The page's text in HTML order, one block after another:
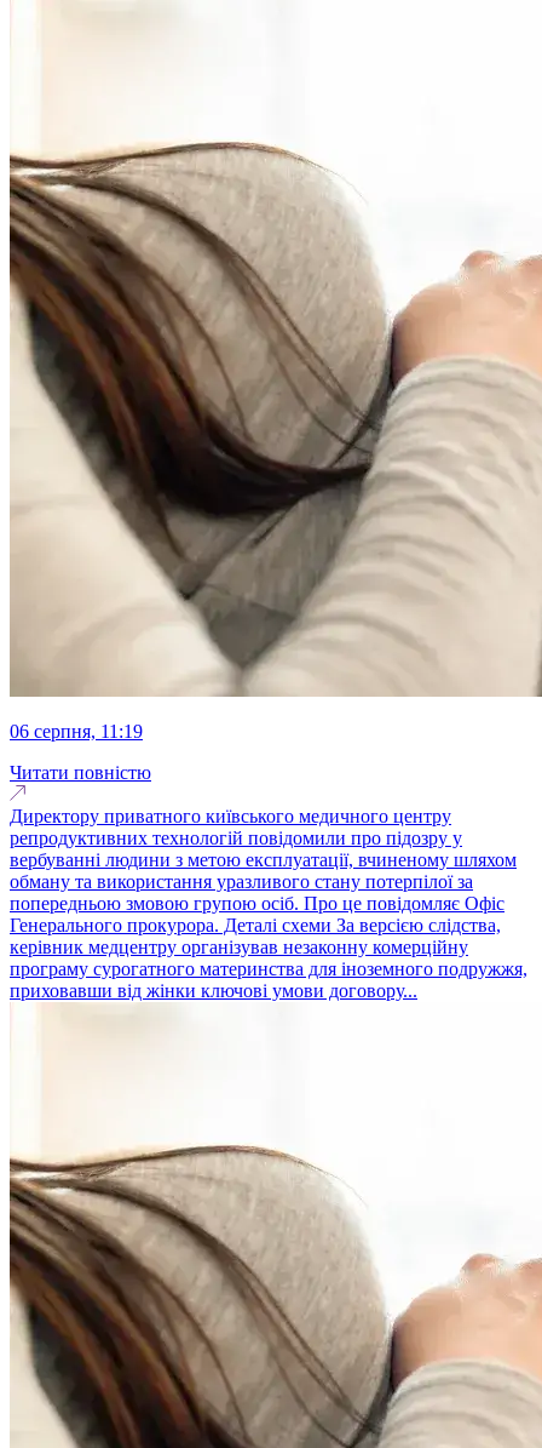
06 серпня, 11:19
Читати повністю
Директору приватного київського медичного центру
репродуктивних технологій повідомили про підозру у
вербуванні людини з метою експлуатації, вчиненому шляхом
обману та використання уразливого стану потерпілої за
попередньою змовою групою осіб. Про це повідомляє Офіс
Генерального прокурора. Деталі схеми За версією слідства,
керівник медцентру організував незаконну комерційну
програму сурогатного материнства для іноземного подружжя,
приховавши від жінки ключові умови договору...